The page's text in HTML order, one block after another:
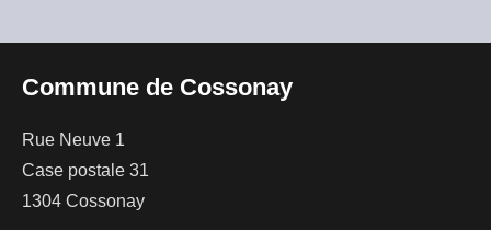
Commune de Cossonay
Rue Neuve 1
Case postale 31
1304 Cossonay